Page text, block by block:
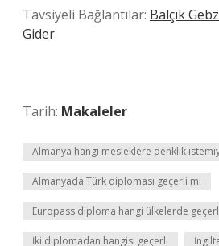
Tavsiyeli Bağlantılar: Balçık
Gider
Tarih: Makaleler
Almanya hangi mesleklere denklik
Almanyada Türk diploması geçerli mi
Europass diploma hangi ülkelerde
İki diplomadan hangisi geçerli